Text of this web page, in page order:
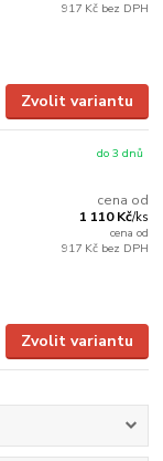
917 Kč bez DPH
Zvolit variantu
cena od
1 110 Kč/ks
cena od
917 Kč bez DPH
do 3 dnů
Zvolit variantu